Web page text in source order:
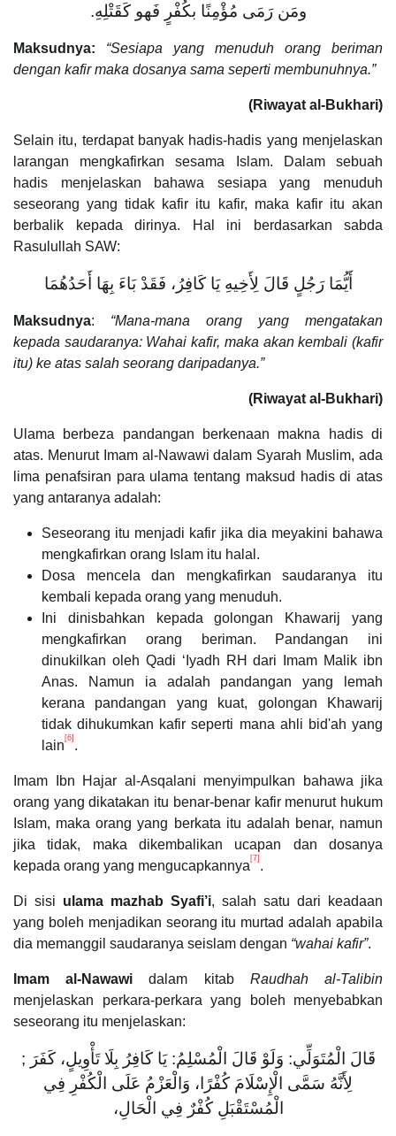
ومَن رَمَى مُؤْمِنًا بكُفْرٍ فَهو كَقَتْلِهِ.
Maksudnya:
“Sesiapa yang menuduh orang beriman
dengan kafir maka dosanya sama seperti membunuhnya.”
(Riwayat al-Bukhari)
Selain itu, terdapat banyak hadis-hadis yang menjelaskan
larangan mengkafirkan sesama Islam. Dalam sebuah
hadis menjelaskan bahawa sesiapa yang menuduh
seseorang yang tidak kafir itu kafir, maka kafir itu akan
berbalik kepada dirinya. Hal ini berdasarkan sabda
Rasulullah SAW:
أَيُّمَا رَجُلٍ قَالَ لِأَخِيهِ يَا كَافِرُ، فَقَدْ بَاءَ بِهَا أَحَدُهُمَا
Maksudnya: “Mana-mana orang yang mengatakan
kepada saudaranya: Wahai kafir, maka akan kembali (kafir
itu) ke atas salah seorang daripadanya.”
(Riwayat al-Bukhari)
Ulama berbeza pandangan berkenaan makna hadis di
atas. Menurut Imam al-Nawawi dalam Syarah Muslim, ada
lima penafsiran para ulama tentang maksud hadis di atas
yang antaranya adalah:
Seseorang itu menjadi kafir jika dia meyakini bahawa
mengkafirkan orang Islam itu halal.
Dosa mencela dan mengkafirkan saudaranya itu
kembali kepada orang yang menuduh.
Ini dinisbahkan kepada golongan Khawarij yang
mengkafirkan orang beriman. Pandangan ini
dinukilkan oleh Qadi ‘Iyadh RH dari Imam Malik ibn
Anas. Namun ia adalah pandangan yang lemah
kerana pandangan yang kuat, golongan Khawarij
tidak dihukumkan kafir seperti mana ahli bid'ah yang
lain [6] .
Imam Ibn Hajar al-Asqalani menyimpulkan bahawa jika
orang yang dikatakan itu benar-benar kafir menurut hukum
Islam, maka orang yang berkata itu adalah benar, namun
jika tidak, maka dikembalikan ucapan dan dosanya
kepada orang yang mengucapkannya [7] .
Di sisi ulama mazhab Syafi’i, salah satu dari keadaan
yang boleh menjadikan seorang itu murtad adalah apabila
dia memanggil saudaranya seislam dengan “wahai kafir”.
Imam al-Nawawidalam kitab Raudhah al-Talibin
menjelaskan perkara-perkara yang boleh menyebabkan
seseorang itu menjelaskan:
قَالَ الْمُتَوَلِّي: وَلَوْ قَالَ الْمُسْلِمُ: يَا كَافِرُ بِلَا تَأْوِيلٍ، كَفَرَ ;
لِأَنَّهُ سَمَّى الْإِسْلَامَ كُفْرًا، وَالْعَزْمُ عَلَى الْكُفْرِ فِي
الْمُسْتَقْبَلِ كُفْرٌ فِي الْحَالِ،